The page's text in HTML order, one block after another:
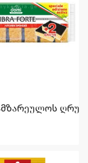
5+1 Pcs